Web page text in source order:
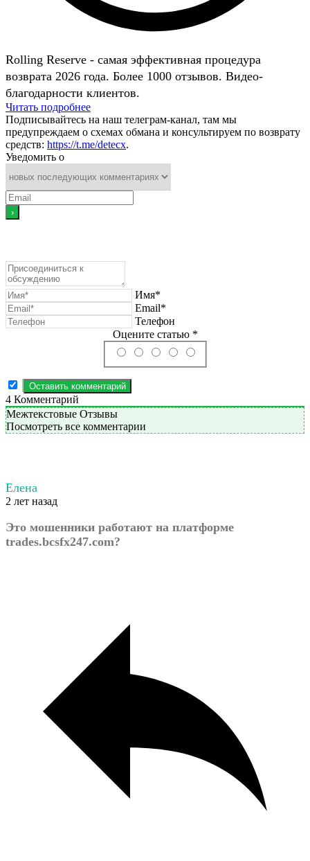
Rolling Reserve - самая эффективная процедура
возврата 2026 года. Более 1000 отзывов. Видео-
благодарности клиентов.
Читать подробнее
Подписывайтесь на наш телеграм-канал, там мы
предупреждаем о схемах обмана и консультируем по возврату
средств: https://t.me/detecx.
Уведомить о
Имя*
Email*
Телефон
Оцените статью *
4 Комментарий
Межтекстовые Отзывы
Посмотреть все комментарии
Елена
2 лет назад
Это мошенники работают на платформе
trades.bcsfx247.com?